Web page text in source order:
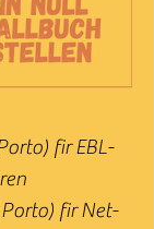
fir EBL-
Porto) fir Net-